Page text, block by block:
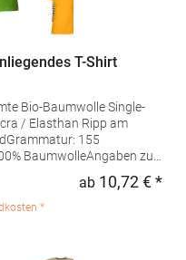
T-Shirt
Baumwolle Single-
BaumwolleAngaben zur
6, GROUND FLOOR 1620
ab 10,72 € *
*